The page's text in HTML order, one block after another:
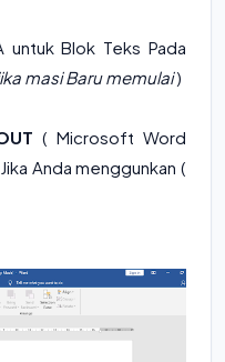
untuk Blok Teks Pada
masi Baru memulai)
( Microsoft Word
Anda menggunkan (